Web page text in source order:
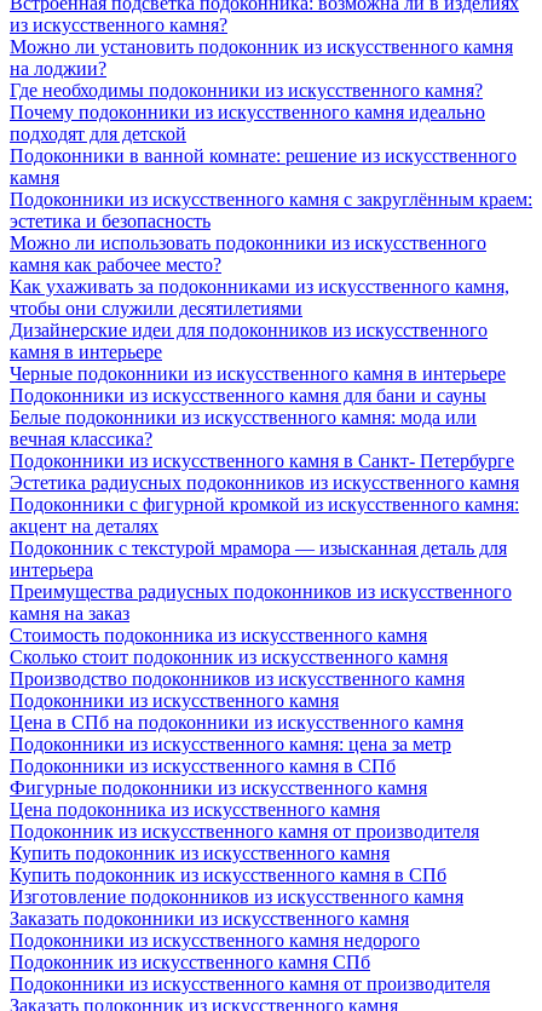
из искусственного камня?
Можно ли установить подоконник из искусственного камня
на лоджии?
Где необходимы подоконники из искусственного камня?
Почему подоконники из искусственного камня идеально
подходят для детской
Подоконники в ванной комнате: решение из искусственного
камня
Подоконники из искусственного камня с закруглённым краем:
эстетика и безопасность
Можно ли использовать подоконники из искусственного
камня как рабочее место?
Как ухаживать за подоконниками из искусственного камня,
чтобы они служили десятилетиями
Дизайнерские идеи для подоконников из искусственного
камня в интерьере
Черные подоконники из искусственного камня в интерьере
Подоконники из искусственного камня для бани и сауны
Белые подоконники из искусственного камня: мода или
вечная классика?
Подоконники из искусственного камня в Санкт- Петербурге
Эстетика радиусных подоконников из искусственного камня
Подоконники с фигурной кромкой из искусственного камня:
акцент на деталях
Подоконник с текстурой мрамора — изысканная деталь для
интерьера
Преимущества радиусных подоконников из искусственного
камня на заказ
Стоимость подоконника из искусственного камня
Сколько стоит подоконник из искусственного камня
Производство подоконников из искусственного камня
Подоконники из искусственного камня
Цена в СПб на подоконники из искусственного камня
Подоконники из искусственного камня: цена за метр
Подоконники из искусственного камня в СПб
Фигурные подоконники из искусственного камня
Цена подоконника из искусственного камня
Подоконник из искусственного камня от производителя
Купить подоконник из искусственного камня
Купить подоконник из искусственного камня в СПб
Изготовление подоконников из искусственного камня
Заказать подоконники из искусственного камня
Подоконники из искусственного камня недорого
Подоконник из искусственного камня СПб
Подоконники из искусственного камня от производителя
Заказать подоконник из искусственного камня